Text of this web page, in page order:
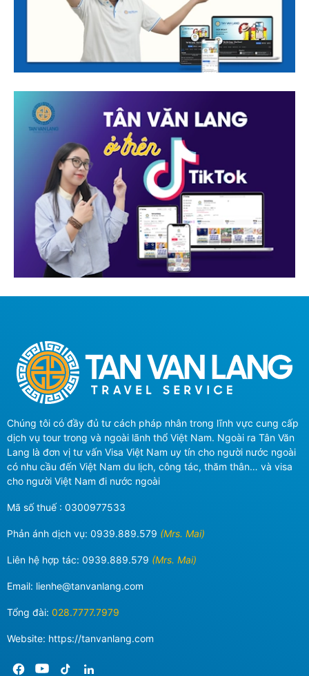
Chúng tôi có đầy đủ tư cách pháp nhân trong lĩnh vực cung cấp
dịch vụ tour trong và ngoài lãnh thổ Việt Nam. Ngoài ra Tân Văn
Lang là đơn vị tư vấn Visa Việt Nam uy tín cho người nước ngoài
có nhu cầu đến Việt Nam du lịch, công tác, thăm thân… và visa
cho người Việt Nam đi nước ngoài
Mã số thuế : 0300977533
Phản ánh dịch vụ: 0939.889.579 (Mrs. Mai)
Liên hệ hợp tác: 0939.889.579 (Mrs. Mai)
Email: lienhe@tanvanlang.com
Tổng đài: 028.7777.7979
Website: https://tanvanlang.com